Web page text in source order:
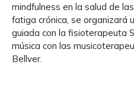
mindfulness en la salud de
fatiga crónica, se organizará
guiada con la fisioterapeuta
música con las
Bellver.